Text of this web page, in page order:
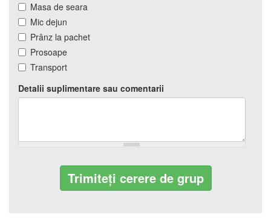
Masa de seara
Mic dejun
Prânz la pachet
Prosoape
Transport
Detalii suplimentare sau comentarii
Trimiteți cerere de grup